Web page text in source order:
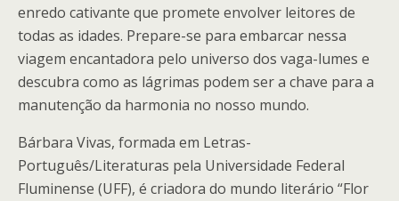
enredo cativante que promete envolver leitores de
todas as idades. Prepare-se para embarcar nessa
viagem encantadora pelo universo dos vaga-lumes e
descubra como as lágrimas podem ser a chave para a
manutenção da harmonia no nosso mundo.
Bárbara Vivas, formada em Letras-
Português/Literaturas pela Universidade Federal
Fluminense (UFF), é criadora do mundo literário “Flor